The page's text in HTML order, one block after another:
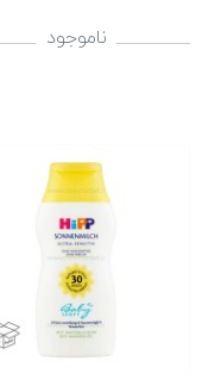
ناموجود